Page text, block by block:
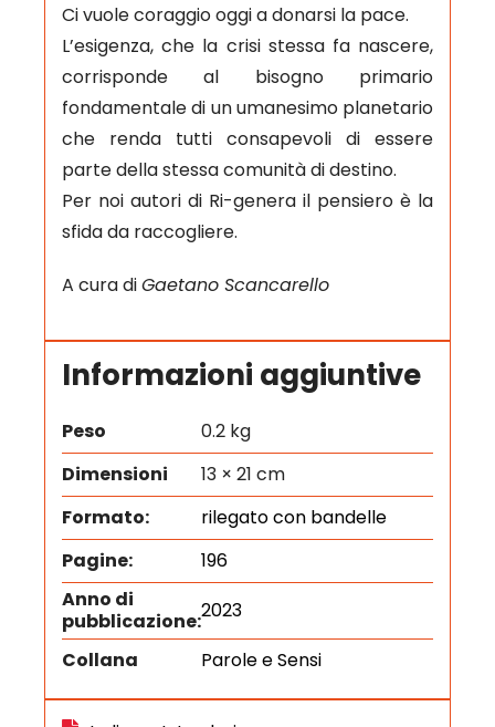
Ci vuole coraggio oggi a donarsi la pace.
L’esigenza, che la crisi stessa fa nascere,
corrisponde al bisogno primario
fondamentale di un umanesimo planetario
che renda tutti consapevoli di essere
parte della stessa comunità di destino.
Per noi autori di Ri-genera il pensiero è la
sfida da raccogliere.
A cura diGaetano Scancarello
Informazioni aggiuntive
Peso
0.2 kg
Dimensioni
13 × 21 cm
Formato:
rilegato con bandelle
Pagine:
196
Anno di
pubblicazione:2023
Collana
Parole e Sensi